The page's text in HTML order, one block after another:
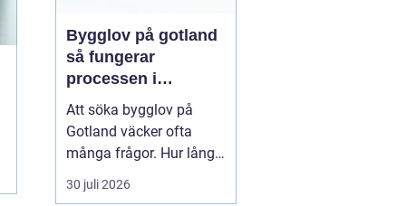
Bygglov på gotland
så fungerar
processen i
praktiken
Att söka bygglov på
Gotland väcker ofta
många frågor. Hur lång
tid tar det? Vilka
handlingar behövs? Och
30 juli 2026